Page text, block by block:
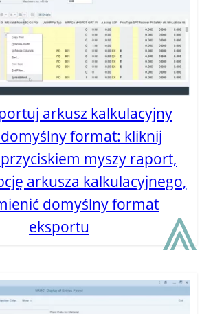
arkusz kalkulacyjny
format: kliknij
myszy raport,
arkusza kalkulacyjnego,
domyślny format
eksportu
⩓